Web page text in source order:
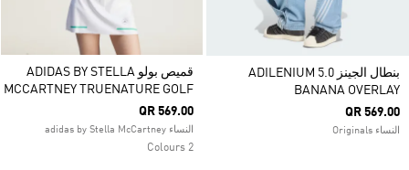
بنطال الجينز ADILENIUM 5.0
BANANA OVERLAY
QR 569.00
النساء Originals
قميص بولو ADIDAS BY STELLA
MCCARTNEY TRUENATURE GOLF
QR 569.00
النساء adidas by Stella McCartney
2 Colours